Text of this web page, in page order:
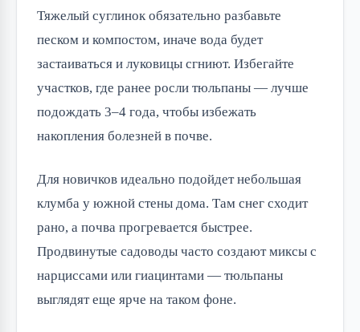
Тяжелый суглинок обязательно разбавьте
песком и компостом, иначе вода будет
застаиваться и луковицы сгниют. Избегайте
участков, где ранее росли тюльпаны — лучше
подождать 3–4 года, чтобы избежать
накопления болезней в почве.
Для новичков идеально подойдет небольшая
клумба у южной стены дома. Там снег сходит
рано, а почва прогревается быстрее.
Продвинутые садоводы часто создают миксы с
нарциссами или гиацинтами — тюльпаны
выглядят еще ярче на таком фоне.